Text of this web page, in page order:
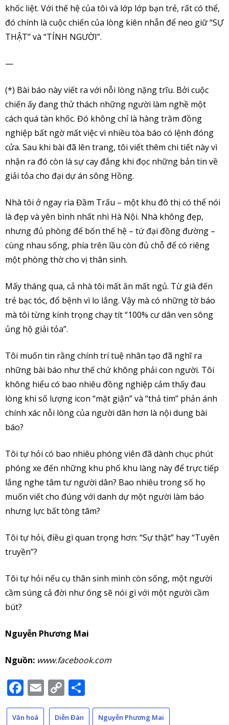
khốc liệt. Với thế hệ của tôi và lớp lớp bạn trẻ, rất có thể,
đó chính là cuộc chiến của lòng kiên nhẫn để neo giữ “SỰ
THẬT” và “TÍNH NGƯỜI”.
—
(*) Bài báo này viết ra với nỗi lòng nặng trĩu. Bởi cuộc
chiến ấy đang thử thách những người làm nghề một
cách quá tàn khốc. Đó không chỉ là hàng trăm đồng
nghiệp bất ngờ mất việc vì nhiều tòa báo có lệnh đóng
cửa. Sau khi bài đã lên trang, tôi viết thêm chi tiết này vì
nhận ra đó còn là sự cay đắng khi đọc những bản tin về
giải tỏa cho đại dự án sông Hồng.
Nhà tôi ở ngay rìa Đầm Trấu – một khu đô thị có thể nói
là đẹp và yên bình nhất nhì Hà Nội. Nhà không đẹp,
nhưng đủ phòng để bốn thế hệ – tứ đại đồng đường –
cùng nhau sống, phía trên lầu còn đủ chỗ để có riêng
một phòng thờ cho vị thân sinh.
Mấy tháng qua, cả nhà tôi mất ăn mất ngủ. Từ già đến
trẻ bạc tóc, đổ bệnh vì lo lắng. Vậy mà có những tờ báo
mà tôi từng kính trọng chạy tít “100% cư dân ven sông
ủng hộ giải tỏa”.
Tôi muốn tin rằng chính trí tuệ nhân tạo đã nghĩ ra
những bài báo như thế chứ không phải con người. Tôi
không hiểu có bao nhiêu đồng nghiệp cảm thấy đau
lòng khi số lượng icon “mặt giận” và “thả tim” phản ánh
chính xác nỗi lòng của người dân hơn là nội dung bài
báo?
Tôi tự hỏi có bao nhiêu phóng viên đã dành chục phút
phóng xe đến những khu phố khu làng này để trực tiếp
lắng nghe tâm tư người dân? Bao nhiêu trong số họ
muốn viết cho đúng với danh dự một người làm báo
nhưng lực bất tòng tâm?
Tôi tự hỏi, điều gì quan trọng hơn: “Sự thật” hay “Tuyên
truyền”?
Tôi tự hỏi nếu cụ thân sinh mình còn sống, một người
cầm súng cả đời như ông sẽ nói gì với một người cầm
bút?
Nguyễn Phương Mai
Nguồn: www.facebook.com
Facebook
Email
Copy
Link
Văn hoá Diễn Đàn Nguyễn Phương Mai